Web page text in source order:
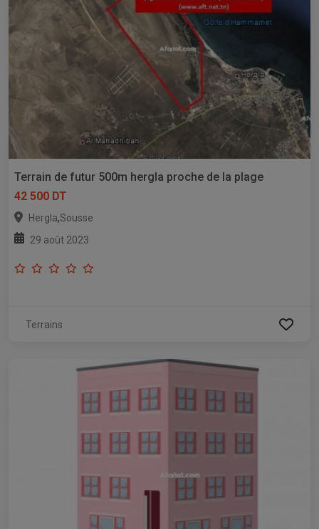
Terrain de futur 500m hergla proche de la plage
42 500 DT
Hergla,Sousse
29 août 2023
Terrains